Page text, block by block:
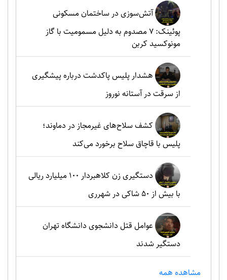
آتش‌سوزی در ساختمان مسکونی
پوئینک: 7 مصدوم به دلیل مسمومیت با گاز
مونوکسید کربن
هشدار پلیس پاکدشت درباره پیشگیری
از سرقت در آستانه نوروز
کشف سلاح‌های غیرمجاز در دماوند؛
پلیس با قاچاق سلاح برخورد می‌کند
دستگیری زن کلاهبردار ۱۰۰ میلیارد ریالی
با بیش از ۵۰ شاکی در شهرری
عوامل قتل دانشجوی دانشگاه تهران
دستگیر شدند
مشاهده همه